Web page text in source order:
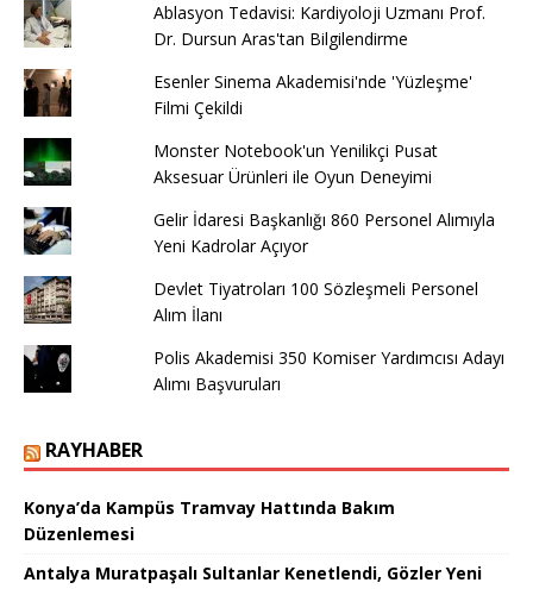
Ablasyon Tedavisi: Kardiyoloji Uzmanı Prof.
Dr. Dursun Aras'tan Bilgilendirme
Esenler Sinema Akademisi'nde 'Yüzleşme'
Filmi Çekildi
Monster Notebook'un Yenilikçi Pusat
Aksesuar Ürünleri ile Oyun Deneyimi
Gelir İdaresi Başkanlığı 860 Personel Alımıyla
Yeni Kadrolar Açıyor
Devlet Tiyatroları 100 Sözleşmeli Personel
Alım İlanı
Polis Akademisi 350 Komiser Yardımcısı Adayı
Alımı Başvuruları
RAYHABER
Konya’da Kampüs Tramvay Hattında Bakım
Düzenlemesi
Antalya Muratpaşalı Sultanlar Kenetlendi, Gözler Yeni